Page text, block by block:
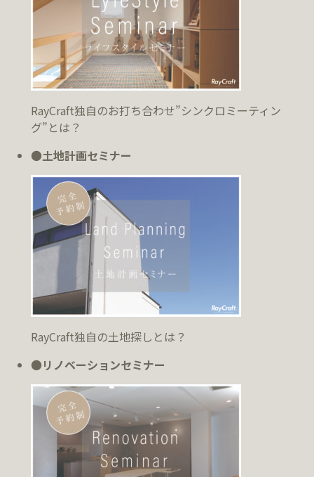
RayCraft独自のお打ち合わせ”シンクロミーティン
グ”とは？
●土地計画セミナー
RayCraft独自の土地探しとは？
●リノベーションセミナー